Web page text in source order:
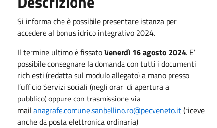
Si informa che è possibile presentare istanza per
accedere al bonus idrico integrativo 2024.
Il termine ultimo è fissatoVenerdì 16 agosto 2024. E’
possibile consegnare la domanda con tutti i documenti
richiesti (redatta sul modulo allegato) a mano presso
l’ufficio Servizi sociali (negli orari di apertura al
pubblico) oppure con trasmissione via
mail anagrafe.comune.sanbellino.ro@pecveneto.it(riceve
anche da posta elettronica ordinaria).